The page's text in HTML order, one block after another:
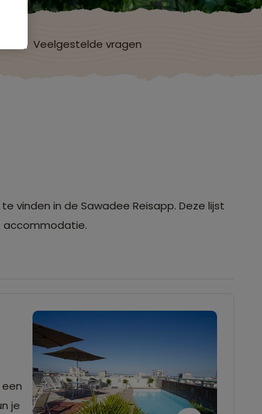
Veelgestelde vragen
vinden in de Sawadee Reisapp. Deze lijst
accommodatie.
je